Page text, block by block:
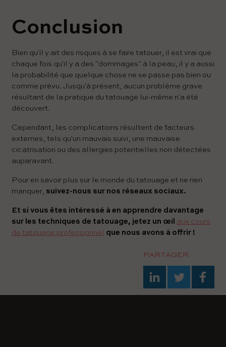
Conclusion
Bien qu'il y ait des risques à se faire tatouer, il est vrai que
chaque fois qu'il y a des "dommages" à la peau, il y a aussi
la probabilité que quelque chose ne se passe pas bien ou
comme prévu. Jusqu'à présent, aucun problème grave
résultant de la pratique du tatouage lui-même n'a été
découvert.
Cependant, les complications résultent de facteurs
externes, tels qu'un mauvais suivi, une mauvaise
cicatrisation ou des allergies potentielles non détectées
auparavant.
Pour en savoir plus sur le monde du tatouage et ne rien
manquer, suivez-nous sur nos réseaux sociaux.
Et si vous êtes intéressé à en apprendre davantage
sur les techniques de tatouage, jetez un œil aux cours
de tatouage professionnel
que nous avons à offrir !
PARTAGER